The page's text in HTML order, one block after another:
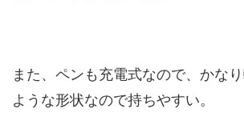
また、ペンも充電式なので、かな
ような形状なので持ちやすい。